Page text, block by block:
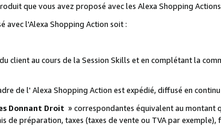
que vous avez proposé avec les Alexa Shopping Actions
avec l'Alexa Shopping Action soit :
client au cours de la Session Skills et en complétant la
de l' Alexa Shopping Action est expédié, diffusé en
Donnant Droit » correspondantes équivalent au montant
préparation, taxes (taxes de vente ou TVA par